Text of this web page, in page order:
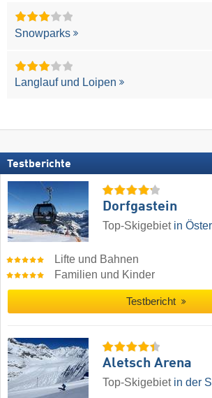
Snowparks
Langlauf und Loipen
Testberichte
Dorfgastein
Top-Skigebiet in
Lifte und Bahnen
Familien und Kinder
Testbericht
Aletsch Arena
Top-Skigebiet in der